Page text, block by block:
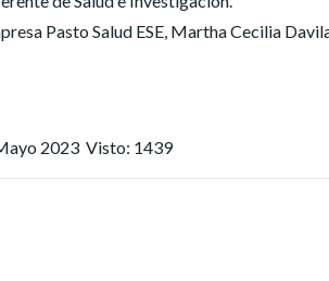
Pasto Salud ESE, Martha Cecilia
2023 Visto: 1439